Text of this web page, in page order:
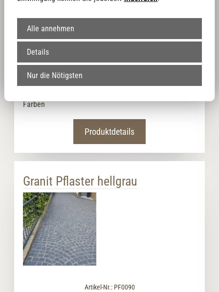
Das Pflaster bzw. die Pflasterplatten dieser Kollektion
überzeugen durch eine moderne Erscheinung.
Farben
Produktdetails
Granit Pflaster hellgrau
Artikel-Nr.: PF0090
Alle annehmen
Details
Nur die Nötigsten